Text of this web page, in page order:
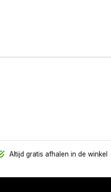
Altijd gratis afhalen in de winkel